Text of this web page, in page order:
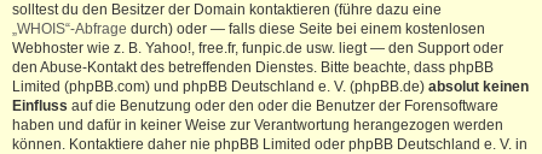
solltest du den Besitzer der Domain kontaktieren (führe dazu eine
„WHOIS“-Abfrage durch) oder — falls diese Seite bei einem kostenlosen
Webhoster wie z. B. Yahoo!, free.fr, funpic.de usw. liegt — den Support oder
den Abuse-Kontakt des betreffenden Dienstes. Bitte beachte, dass phpBB
Limited (phpBB.com) und phpBB Deutschland e. V. (phpBB.de) absolut keinen
Einfluss auf die Benutzung oder den oder die Benutzer der Forensoftware
haben und dafür in keiner Weise zur Verantwortung herangezogen werden
können. Kontaktiere daher nie phpBB Limited oder phpBB Deutschland e. V. in